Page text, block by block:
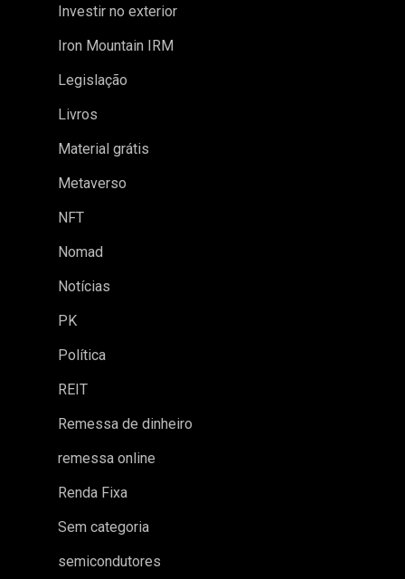
Investir no exterior
Iron Mountain IRM
Legislação
Livros
Material grátis
Metaverso
NFT
Nomad
Notícias
PK
Política
REIT
Remessa de dinheiro
remessa online
Renda Fixa
Sem categoria
semicondutores